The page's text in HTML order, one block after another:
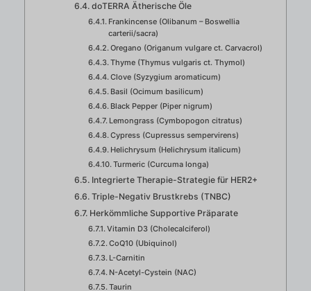
doTERRA Ätherische Öle
Frankincense (Olibanum – Boswellia
carterii/sacra)
Oregano (Origanum vulgare ct. Carvacrol)
Thyme (Thymus vulgaris ct. Thymol)
Clove (Syzygium aromaticum)
Basil (Ocimum basilicum)
Black Pepper (Piper nigrum)
Lemongrass (Cymbopogon citratus)
Cypress (Cupressus sempervirens)
Helichrysum (Helichrysum italicum)
Turmeric (Curcuma longa)
Integrierte Therapie-Strategie für HER2+
Triple-Negativ Brustkrebs (TNBC)
Herkömmliche Supportive Präparate
Vitamin D3 (Cholecalciferol)
CoQ10 (Ubiquinol)
L-Carnitin
N-Acetyl-Cystein (NAC)
Taurin